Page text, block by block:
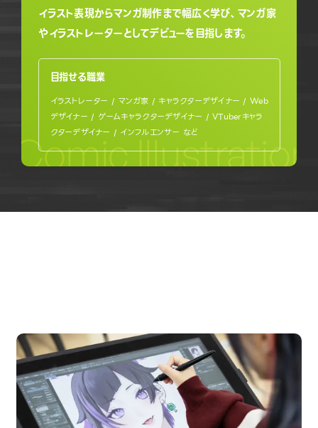
イラスト表現からマンガ制作まで幅広く学び、マンガ家
やイラストレーターとしてデビューを目指します。
目指せる職業
イラストレーター / マンガ家 / キャラクターデザイナー / Web
デザイナー / ゲームキャラクターデザイナー / VTuberキャラ
クターデザイナー / インフルエンサー など
Comic